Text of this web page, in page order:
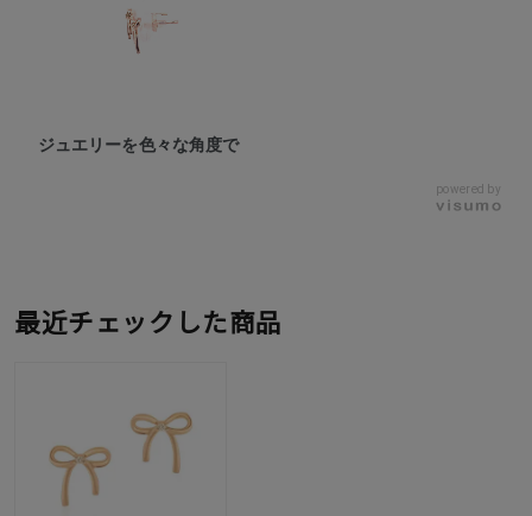
ジュエリーを色々な角度で
powered by
最近チェックした商品